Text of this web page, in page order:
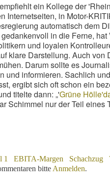
ein Kollege der
Internetseiten, in Motor-
automatisch dem
in die Ferne,
und loyalen
klare Darstellung. Auch von
Darum sollte es
informieren. Sachlich
ergibt sich oft schon ein
titelte dann: „'Grüne
Schimmel nur der Teil eines
1 EBITA-Margen Schachzug
bitte Anmelden.